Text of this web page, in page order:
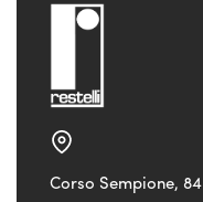
Corso Sempione, 84